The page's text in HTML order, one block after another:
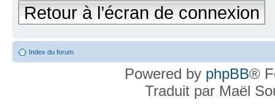
Retour à l’écran de connexion
Index du forum
Powered by phpBB®
Traduit par Maël